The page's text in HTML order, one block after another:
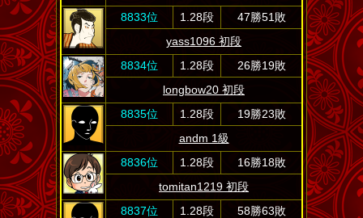
8833位
1.28段
47勝51敗
yass1096 初段
8834位
1.28段
26勝19敗
longbow20 初段
8835位
1.28段
19勝23敗
andm 1級
8836位
1.28段
16勝18敗
tomitan1219 初段
8837位
1.28段
58勝63敗